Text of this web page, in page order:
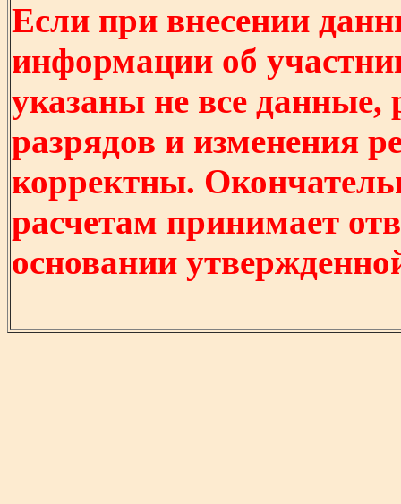
Если при внесении
информации об
указаны не все
разрядов и изменения
корректны.
расчетам принимает
основании